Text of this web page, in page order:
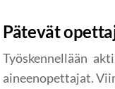
Pätevät
Työskennellään
aineenopettajat.